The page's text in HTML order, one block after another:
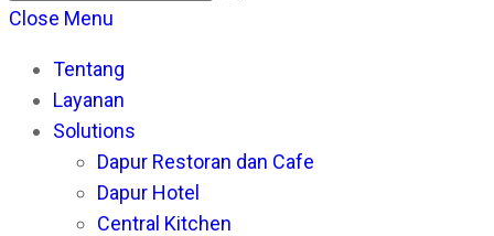
this
Close Menu
Tentang
Layanan
Solutions
Dapur Restoran dan Cafe
Dapur Hotel
Central Kitchen